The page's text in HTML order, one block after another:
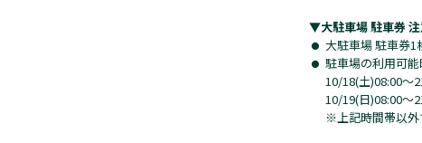
▼大駐車場 駐車券
大駐車場 駐車券1
駐車場の利用可能
10/18(土)08:00～
10/19(日)08:00～
※上記時間帯以外